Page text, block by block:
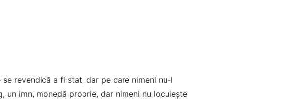
revendică a fi stat, dar pe care nimeni nu-l
un imn, monedă proprie, dar nimeni nu locuieşte